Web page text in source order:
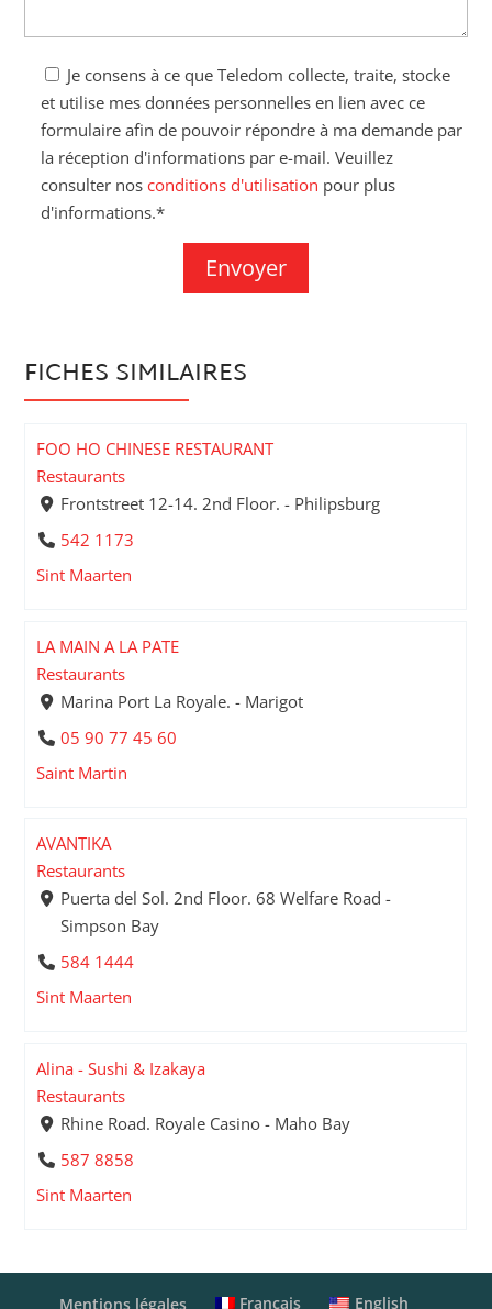
Je consens à ce que Teledom collecte, traite, stocke
et utilise mes données personnelles en lien avec ce
formulaire afin de pouvoir répondre à ma demande par
la réception d'informations par e-mail. Veuillez
consulter nosconditions d'utilisation pour plus
d'informations.*
FICHES SIMILAIRES
FOO HO CHINESE RESTAURANT
Restaurants
Frontstreet 12-14. 2nd Floor. - Philipsburg
542 1173
Sint Maarten
LA MAIN A LA PATE
Restaurants
Marina Port La Royale. - Marigot
05 90 77 45 60
Saint Martin
AVANTIKA
Restaurants
Puerta del Sol. 2nd Floor. 68 Welfare Road -
Simpson Bay
584 1444
Sint Maarten
Alina - Sushi & Izakaya
Restaurants
Rhine Road. Royale Casino - Maho Bay
587 8858
Sint Maarten
Mentions légales Français English